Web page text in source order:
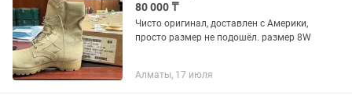
80 000 ₸
Чисто оригинал, доставлен с Америки,
просто размер не подошёл. размер 8W
Алматы, 17 июля